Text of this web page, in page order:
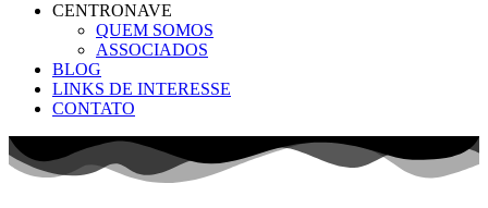
CENTRONAVE
QUEM SOMOS
ASSOCIADOS
BLOG
LINKS DE INTERESSE
CONTATO